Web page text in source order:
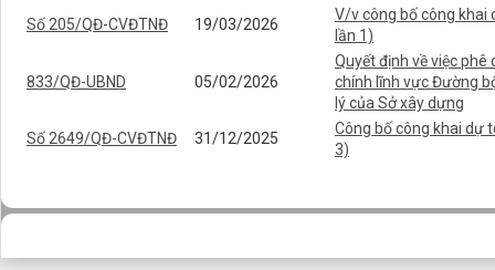
Số 205/QĐ-CVĐTNĐ
19/03/2026
V/v công bố công khai
lần 1)
833/QĐ-UBND 05/02/2026
Quyết định về việc
chính lĩnh vực Đường
lý của Sở xây dựng
Số 2649/QĐ-CVĐTNĐ
31/12/2025
Công bố công khai dự
3)